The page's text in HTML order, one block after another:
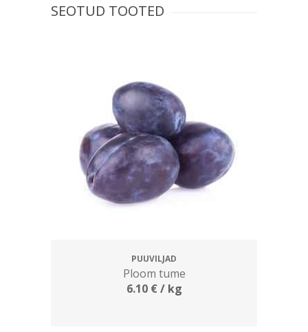
SEOTUD TOOTED
PUUVILJAD
Ploom tume
6.10 €/ kg